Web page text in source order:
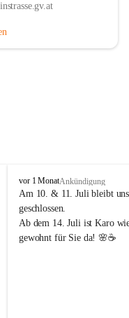
K
n
i
e
y
vor 1 MonatAnkündigung
Am 10. & 11. Juli bleibt
geschlossen.
Ab dem 14. Juli ist Karo
gewohnt für Sie da! 🌸☕